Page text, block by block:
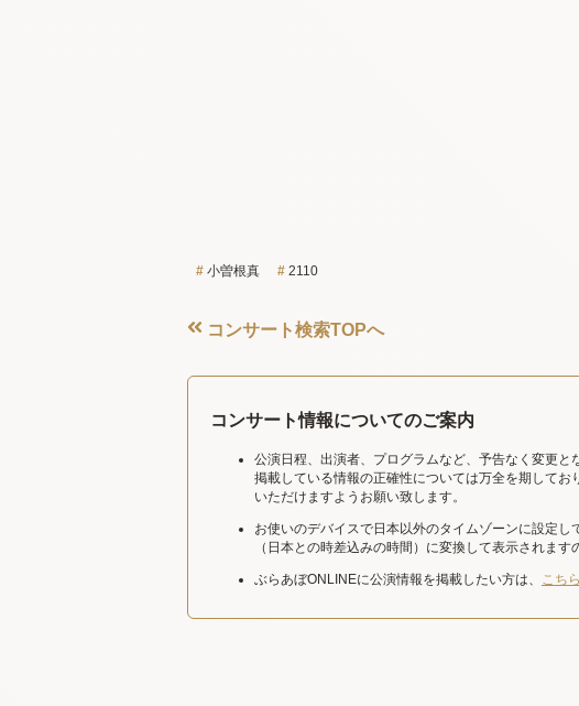
小曽根真 2110
コンサート検索TOPへ
コンサート情報についてのご案内
公演日程、出演者、プログラムなど、予告なく変更と
掲載している情報の正確性については万全を期して
いただけますようお願い致します。
お使いのデバイスで日本以外のタイムゾーンに設定
（日本との時差込みの時間）に変換して表示されます
ぶらあぼONLINEに公演情報を掲載したい方は、 こち